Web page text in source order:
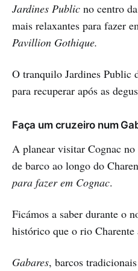
Jardines Public no centro
mais relaxantes para fazer
Pavillion Gothique.
O tranquilo Jardines Public
para recuperar após as
Faça um cruzeiro num
A planear visitar Cognac
de barco ao longo do
para fazer em Cognac.
Ficámos a saber durante o
histórico que o rio Charente
Gabares, barcos